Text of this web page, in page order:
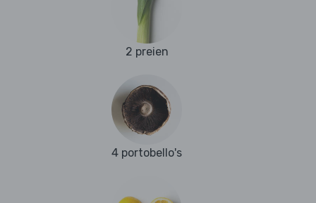
2 preien
4 portobello's